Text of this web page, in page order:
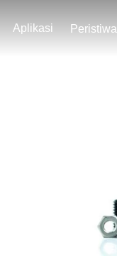
Aplikasi Peristiwa